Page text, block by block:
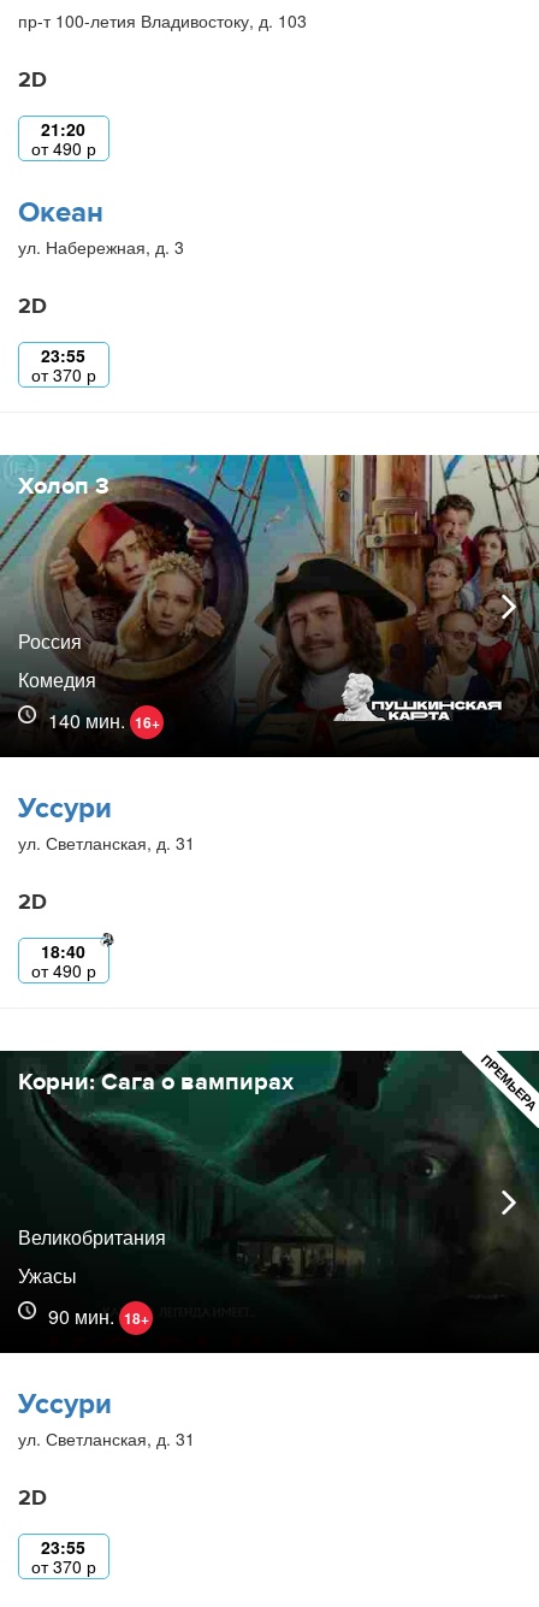
пр-т 100-летия Владивостоку, д. 103
2D
21:20
от490 р
Океан
ул. Набережная, д. 3
2D
23:55
от370 р
Холоп 3
Россия
Комедия
140 мин. 16+
Уссури
ул. Светланская, д. 31
2D
18:40
от490 р
Корни: Сага о вампирах
Великобритания
Ужасы
90 мин. 18+
Уссури
ул. Светланская, д. 31
2D
23:55
от370 р